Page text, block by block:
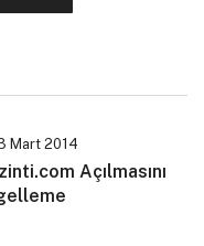
Mart 2014
Açılmasını